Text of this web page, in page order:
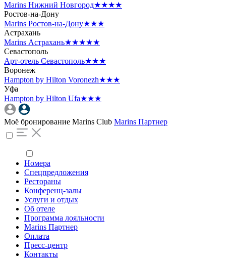
Marins Нижний Новгород★★★★
Ростов-на-Дону
Marins Ростов-на-Дону★★★
Астрахань
Marins Астрахань★★★★★
Севастополь
Арт-отель Севастополь★★★
Воронеж
Hampton by Hilton Voronezh★★★
Уфа
Hampton by Hilton Ufa★★★
Моё бронирование Marins Club Marins Партнер
Номера
Спецпредложения
Рестораны
Конференц-залы
Услуги и отдых
Об отеле
Программа лояльности
Marins Партнер
Оплата
Пресс-центр
Контакты